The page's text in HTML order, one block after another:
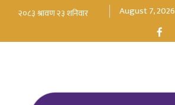
August 7, 2026